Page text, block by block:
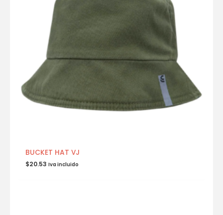
BUCKET HAT VJ
$20.53 Iva incluido